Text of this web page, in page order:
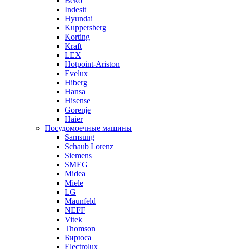
Indesit
Hyundai
Kuppersberg
Korting
Kraft
LEX
Hotpoint-Ariston
Evelux
Hiberg
Hansa
Hisense
Gorenje
Haier
Посудомоечные машины
Samsung
Schaub Lorenz
Siemens
SMEG
Midea
Miele
LG
Maunfeld
NEFF
Vitek
Thomson
Бирюса
Electrolux